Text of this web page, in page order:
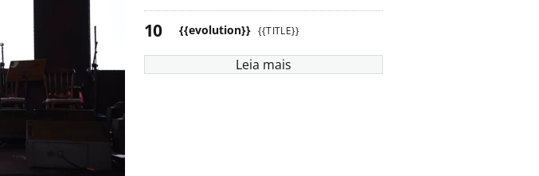
{{evolution}} {{TITLE}}
Leia mais